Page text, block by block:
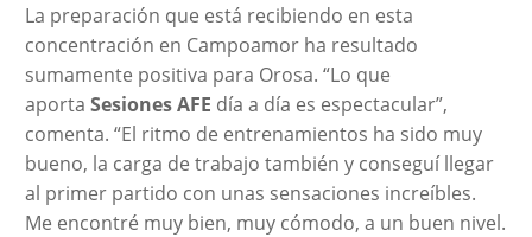
La preparación que está recibiendo en esta
concentración en Campoamor ha resultado
sumamente positiva para Orosa. “Lo que
aporta Sesiones AFE día a día es espectacular”,
comenta. “El ritmo de entrenamientos ha sido muy
bueno, la carga de trabajo también y conseguí llegar
al primer partido con unas sensaciones increíbles.
Me encontré muy bien, muy cómodo, a un buen nivel.